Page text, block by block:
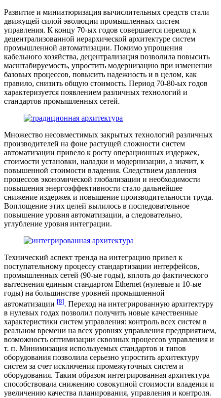
Развитие и миниатюризация вычислительных средств стали
движущей силой эволюции промышленных систем
управления. К концу 70-ых годов совершается переход к
децентрализованной иерархической архитектуре систем
промышленной автоматизации. Помимо упрощения
кабельного хозяйства, децентрализация позволила повысить
масштабируемость, упростить модернизацию при изменении
базовых процессов, повысить надежность и в целом, как
правило, снизить общую стоимость. Период 70-80-ых годов
характеризуется появлением различных технологий и
стандартов промышленных сетей.
Множество несовместимых закрытых технологий различных
производителей на фоне растущей сложности систем
автоматизации привело к росту операционных издержек,
стоимости установки, наладки и модернизации, а значит, к
повышенной стоимости владения. Следствием давления
процессов экономической глобализации и необходимости
повышения энергоэффективности стало дальнейшее
снижение издержек и повышение производительности труда.
Воплощение этих целей вылилось в последовательное
повышение уровня автоматизации, а следовательно,
углубление уровня интеграции.
Технический аспект тренда на интеграцию привел к
поступательному процессу стандартизации интерфейсов,
промышленных сетей (90-ые годы), вплоть до фактического
вытеснения единым стандартом Ethernet (нулевые и 10-ые
годы) на большинстве уровней промышленной
автоматизации [8]. Переход на интегрированную архитектуру
в нулевых годах позволил получить новые качественные
характеристики систем управления: контроль всех систем в
реальном времени на всех уровнях управления предприятием,
возможность оптимизации сквозных процессов управления и
т. п. Минимизация используемых стандартов и типов
оборудования позволила серьезно упростить архитектуру
систем за счет исключения промежуточных систем и
оборудования. Таким образом интегрированная архитектура
способствовала снижению совокупной стоимости владения и
увеличению качества планирования, управления и контроля.